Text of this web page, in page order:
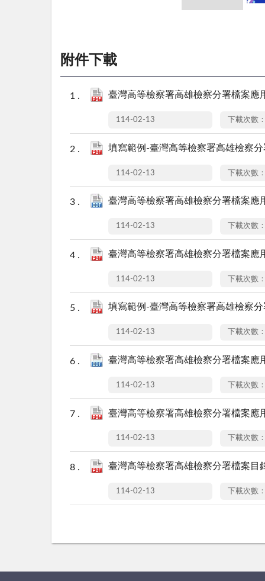
附件下載
臺灣高等檢察署高雄檢察分署檔案應
114-02-13 下載次數
填寫範例-臺灣高等檢察署高雄檢察
114-02-13 下載次數
臺灣高等檢察署高雄檢察分署檔案應
114-02-13 下載次數
臺灣高等檢察署高雄檢察分署檔案應
114-02-13 下載次數
填寫範例-臺灣高等檢察署高雄檢察
114-02-13 下載次數
臺灣高等檢察署高雄檢察分署檔案應
114-02-13 下載次數
臺灣高等檢察署高雄檢察分署檔案應
114-02-13 下載次數
臺灣高等檢察署高雄檢察分署檔案目
114-02-13 下載次數